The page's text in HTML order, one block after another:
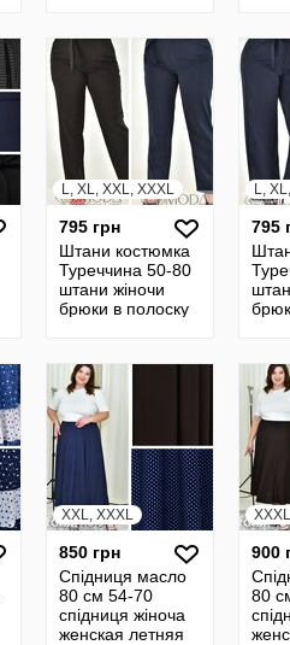
L, XL, XXL, XXXL
795 грн
Штани костюмка
Туреччина 50-80
штани жіночи
брюки в полоску
20614
L,
795
XXL, XXXL
850 грн
Спідниця масло
80 см 54-70
спідниця жіноча
женская летняя
XXXL
900
80